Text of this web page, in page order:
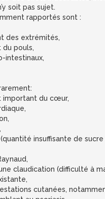
soit pas sujet.
rapportés sont :
des extrémités,
du pouls,
intestinaux,
important du cœur,
insuffisante de sucre
claudication (difficulté à
cutanées,